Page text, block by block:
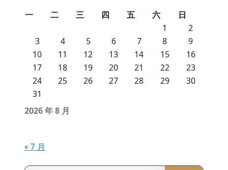
2026 年 8 月
一 二 三 四 五 六
日
1
2
3
4 5 6 7 8
9
10
11 12 13 14 15
16
17
18 19 20 21 22
23
24
25 26 27 28 29
30
31
« 7 月